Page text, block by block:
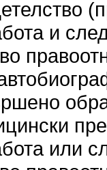
и
или